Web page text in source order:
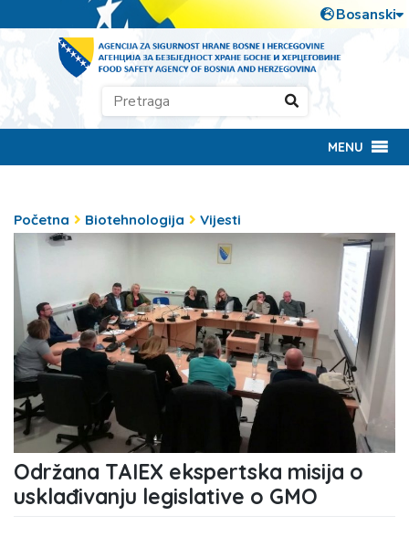
MENU
Početna Biotehnologija Vijesti
Održana TAIEX ekspertska misija o
usklađivanju legislative o GMO